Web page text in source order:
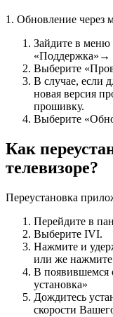
1. Обновление через
Зайдите в меню
«Поддержка»→
Выберите
В случае, если
новая версия
прошивку.
Выберите
Как
телевизоре?
Переустановка
Перейдите в
Выберите IVI.
Нажмите и
или же
В появившемся
установка»
Дождитесь
скорости